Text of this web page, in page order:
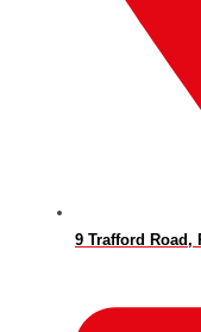
9 Trafford Road,